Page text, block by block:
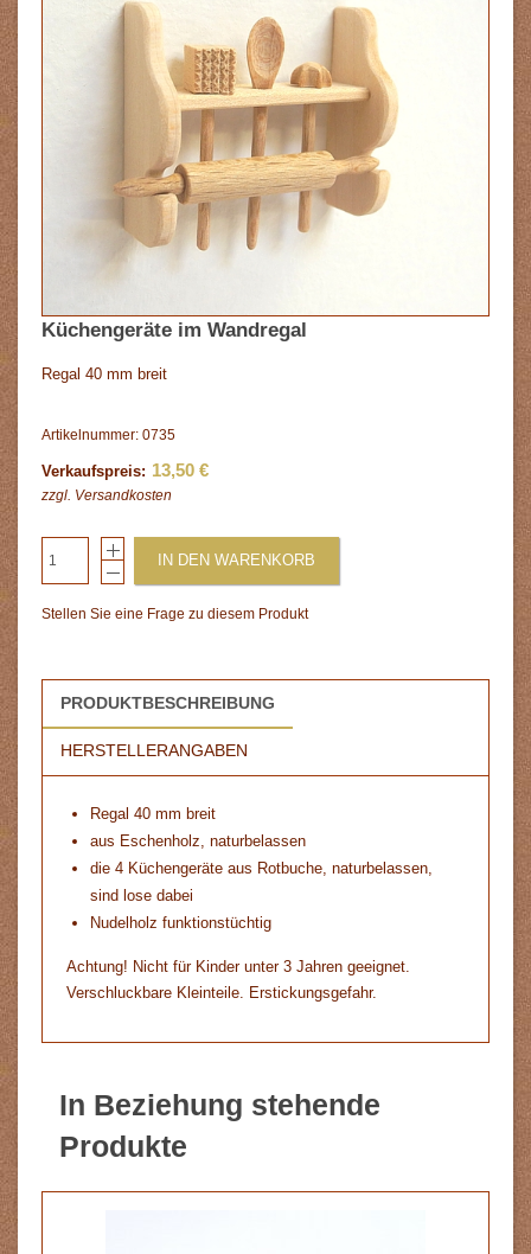
Küchengeräte im Wandregal
Regal 40 mm breit
Artikelnummer: 0735
Verkaufspreis: 13,50 €
zzgl. Versandkosten
IN DEN WARENKORB
Stellen Sie eine Frage zu diesem Produkt
PRODUKTBESCHREIBUNG
HERSTELLERANGABEN
Regal 40 mm breit
aus Eschenholz, naturbelassen
die 4 Küchengeräte aus Rotbuche, naturbelassen,
sind lose dabei
Nudelholz funktionstüchtig
Achtung! Nicht für Kinder unter 3 Jahren geeignet.
Verschluckbare Kleinteile. Erstickungsgefahr.
In Beziehung stehende
Produkte